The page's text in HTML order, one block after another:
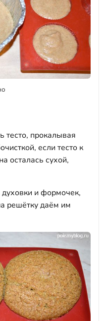
тесто, прокалывая
если тесто к
осталась сухой,
и формочек,
решётку даём им